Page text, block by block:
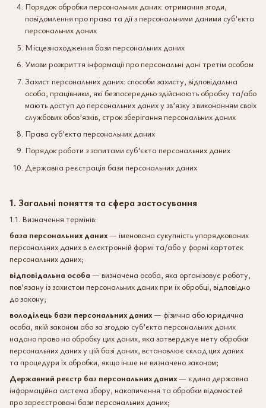
Порядок обробки персональних даних: отримання згоди,
повідомлення про права та дії з персональними даними суб’єкта
персональних даних
Місцезнаходження бази персональних даних
Умови розкриття інформації про персональні дані третім особам
Захист персональних даних: способи захисту, відповідальна
особа, працівники, які безпосередньо здійснюють обробку та/або
мають доступ до персональних даних у зв’язку з виконанням своїх
службових обов’язків, строк зберігання персональних даних
Права суб’єкта персональних даних
Порядок роботи з запитами суб'єкта персональних даних
Державна реєстрація бази персональних даних
1. Загальні поняття та сфера застосування
1.1. Визначення термінів:
база персональних даних— іменована сукупність упорядкованих
персональних даних в електронній формі та/або у формі картотек
персональних даних;
відповідальна особа — визначена особа, яка організовує роботу,
пов’язану із захистом персональних даних при їх обробці, відповідно
до закону;
володілець бази персональних даних— фізична або юридична
особа, якій законом або за згодою суб’єкта персональних даних
надано право на обробку цих даних, яка затверджує мету обробки
персональних даних у цій базі даних, встановлює склад цих даних
та процедури їх обробки, якщо інше не визначено законом;
Державний реєстр баз персональних даних— єдина державна
інформаційна система збору, накопичення та обробки відомостей
про зареєстровані бази персональних даних;